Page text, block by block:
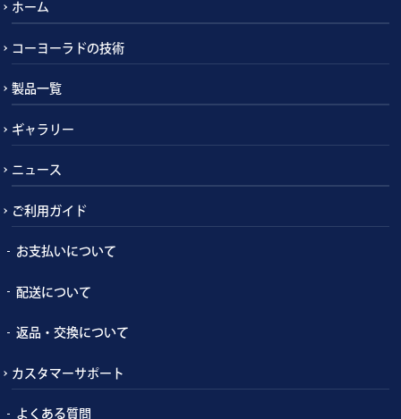
ホーム
コーヨーラドの技術
製品一覧
ギャラリー
ニュース
ご利用ガイド
お支払いについて
配送について
返品・交換について
カスタマーサポート
よくある質問